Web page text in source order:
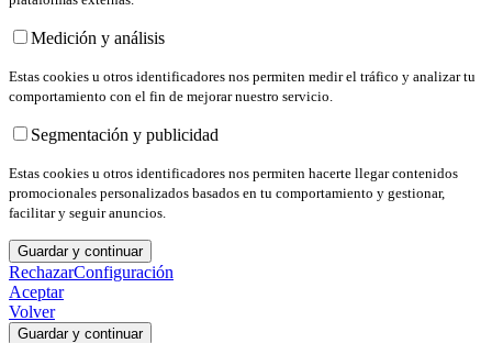
Medición y análisis
Estas cookies u otros identificadores nos permiten medir el tráfico y analizar tu
comportamiento con el fin de mejorar nuestro servicio.
Segmentación y publicidad
Estas cookies u otros identificadores nos permiten hacerte llegar contenidos
promocionales personalizados basados en tu comportamiento y gestionar,
facilitar y seguir anuncios.
Guardar y continuar
RechazarConfiguración
Aceptar
Volver
Guardar y continuar